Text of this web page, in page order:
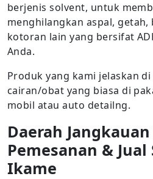
berjenis solvent, untuk
menghilangkan aspal, getah,
kotoran lain yang bersifat
Anda.
Produk yang kami jelaskan
cairan/obat yang biasa di
mobil atau auto detailng.
Daerah
Pemesanan &
Ikame